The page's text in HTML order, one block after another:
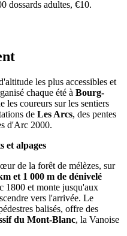
dossards adultes, €10.
les plus accessibles et
chaque été à Bourg-
les coureurs sur les sentiers
de Les Arcs, des pentes
d'Arc 2000.
et alpages
de la forêt de mélèzes, sur
et 1 000 m de dénivelé
1800 et monte jusqu'aux
vers l'arrivée. Le
balisés, offre des
du Mont-Blanc, la Vanoise